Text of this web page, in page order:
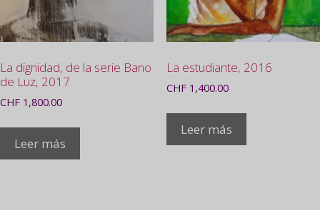
La dignidad, de la serie Bano
de Luz, 2017
CHF 1,800.00
Leer más
La estudiante, 2016
CHF1,400.00
Leer más